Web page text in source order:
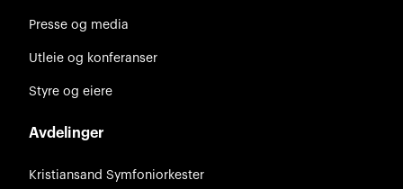
Presse og media
Utleie og konferanser
Styre og eiere
Avdelinger
Kristiansand Symfoniorkester